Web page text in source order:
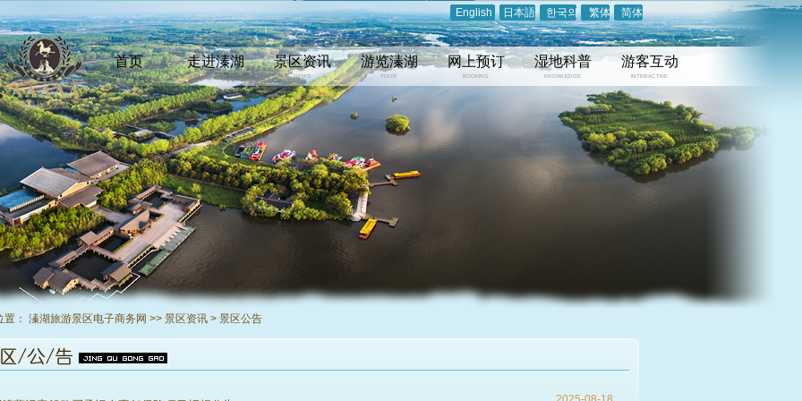
English 日本語 한국의 繁体 简体
首页
INDEX
走进溱湖
COMEIN
景区资讯
NEWS
游览溱湖
TOUR
网上预订
BOOKING
湿地科普
KNOWLEDGE
游客互动
INTERACTIVE
置： 溱湖旅游景区电子商务网 >> 景区资讯 > 景区公告